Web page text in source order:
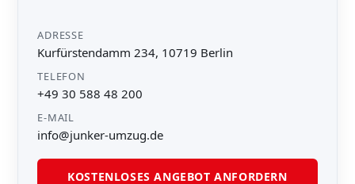
ADRESSE
Kurfürstendamm 234, 10719 Berlin
TELEFON
+49 30 588 48 200
E-MAIL
info@junker-umzug.de
KOSTENLOSES ANGEBOT ANFORDERN